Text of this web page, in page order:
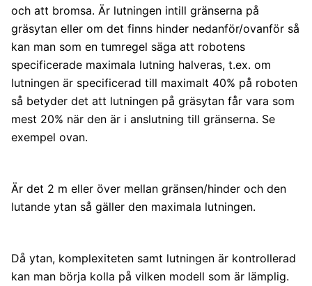
och att bromsa. Är lutningen intill gränserna på
gräsytan eller om det finns hinder nedanför/ovanför så
kan man som en tumregel säga att robotens
specificerade maximala lutning halveras, t.ex. om
lutningen är specificerad till maximalt 40% på roboten
så betyder det att lutningen på gräsytan får vara som
mest 20% när den är i anslutning till gränserna. Se
exempel ovan.
Är det 2 m eller över mellan gränsen/hinder och den
lutande ytan så gäller den maximala lutningen.
Då ytan, komplexiteten samt lutningen är kontrollerad
kan man börja kolla på vilken modell som är lämplig.